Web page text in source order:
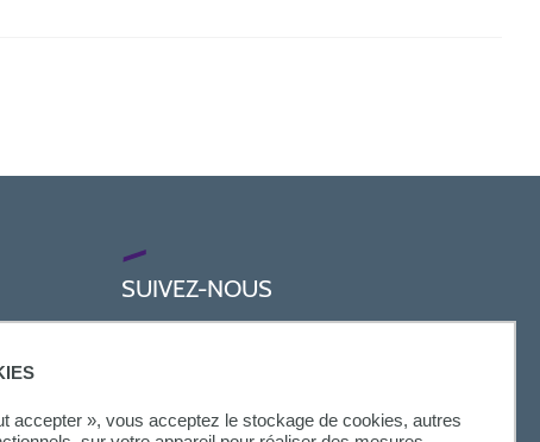
accepter », vous acceptez le stockage de cookies, autres
SUIVEZ-NOUS